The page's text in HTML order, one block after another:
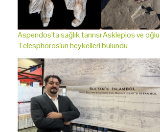
Aspendos'ta sağlık tanrısı Asklepios ve oğlu
Telesphoros'un heykelleri bulundu